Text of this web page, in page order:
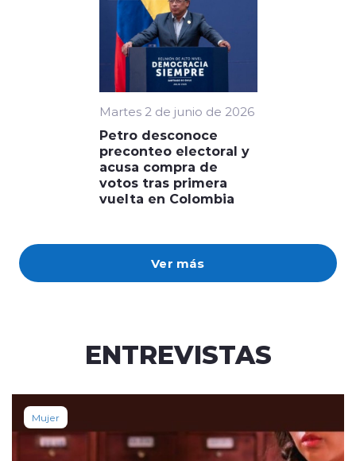
Ver más
Martes 2 de junio de 2026
Petro desconoce
preconteo electoral y
acusa compra de
votos tras primera
vuelta en Colombia
ENTREVISTAS
Mujer